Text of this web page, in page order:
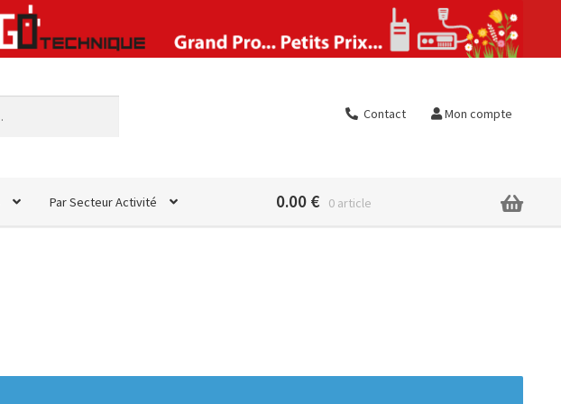
Contact Mon compte
Par Secteur Activité 0.00 € 0 article